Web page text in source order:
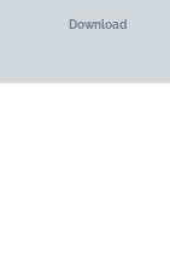
Download